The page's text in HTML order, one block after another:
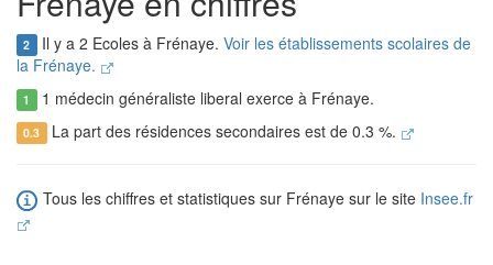
2 Il y a 2 Ecoles à Frénaye. Voir les établissements scolaires de
la Frénaye.
1 1 médecin généraliste liberal exerce à Frénaye.
0.3 La part des résidences secondaires est de 0.3 %.
Tous les chiffres et statistiques sur Frénaye sur le site Insee.fr